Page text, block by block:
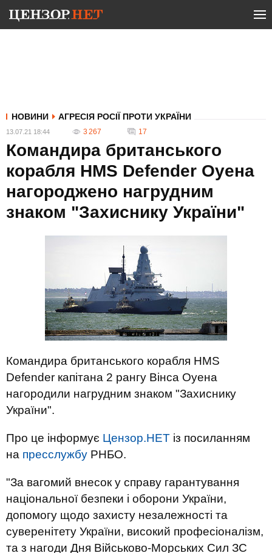
НОВИНИ АГРЕСІЯ РОСІЇ ПРОТИ УКРАЇНИ
13.07.21 18:44 3 267 17
Командира британського
корабля HMS Defender Оуена
нагороджено нагрудним
знаком "Захиснику України"
Командира британського корабля HMS
Defender капітана 2 рангу Вінса Оуена
нагородили нагрудним знаком "Захиснику
України".
Про це інформує Цензор.НЕТ із посиланням
на пресслужбу РНБО.
"За вагомий внесок у справу гарантування
національної безпеки і оборони України,
допомогу щодо захисту незалежності та
суверенітету України, високий професіоналізм,
та з нагоди Дня Військово-Морських Сил ЗС